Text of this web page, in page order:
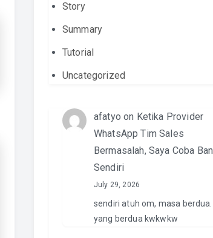
Story
Summary
Tutorial
Uncategorized
afatyo on Ketika Provider
WhatsApp Tim Sales
Bermasalah, Saya Coba
Sendiri
July 29, 2026
sendiri atuh om, masa
yang berdua kwkwkw